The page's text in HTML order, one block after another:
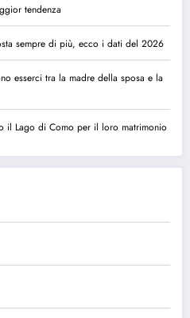
tendenza
sempre di più, ecco i dati del 2026
esserci tra la madre della sposa e la
il Lago di Como per il loro matrimonio